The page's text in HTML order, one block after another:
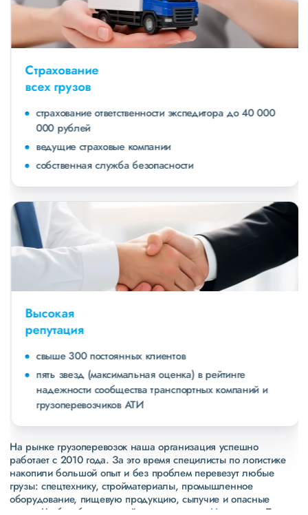
Страхование
всех грузов
страхование ответственности экспедитора до 40 000
000 рублей
ведущие страховые компании
собственная служба безопасности
Высокая
репутация
свыше 300 постоянных клиентов
пять звезд (максимальная оценка) в рейтинге
надежности сообщества транспортных компаний и
грузоперевозчиков АТИ
На рынке грузоперевозок наша организация успешно
работает с 2010 года. За это время специлисты по логистике
накопили большой опыт и без проблем перевезут любые
грузы: спецтехнику, стройматериалы, промышленное
оборудование, пищевую продукцию, сыпучие и опасные